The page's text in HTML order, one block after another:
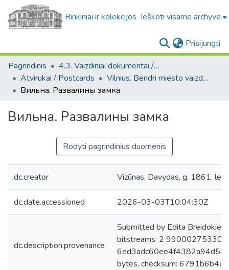
Rinkiniai ir kolekcijos Ieškoti visame archyve
Prisijungti
Pagrindinis
4.3. Vaizdiniai dokumentai / Visual documents
Atvirukai / Postcards
Vilnius. Bendri miesto vaizdai : miesto ir jo apylinkių fotografinių atvirukų rinkinys
Вильна. Развалины замка
Вильна. Развалины замка
Rodyti pagrindinius duomenis
dc.creator Vizūnas, Davydas, g. 1861,
dc.date.accessioned 2026-03-03T10:04:30Z
dc.description.provenance
Submitted by Edita
bitstreams: 2
bytes, checksum: